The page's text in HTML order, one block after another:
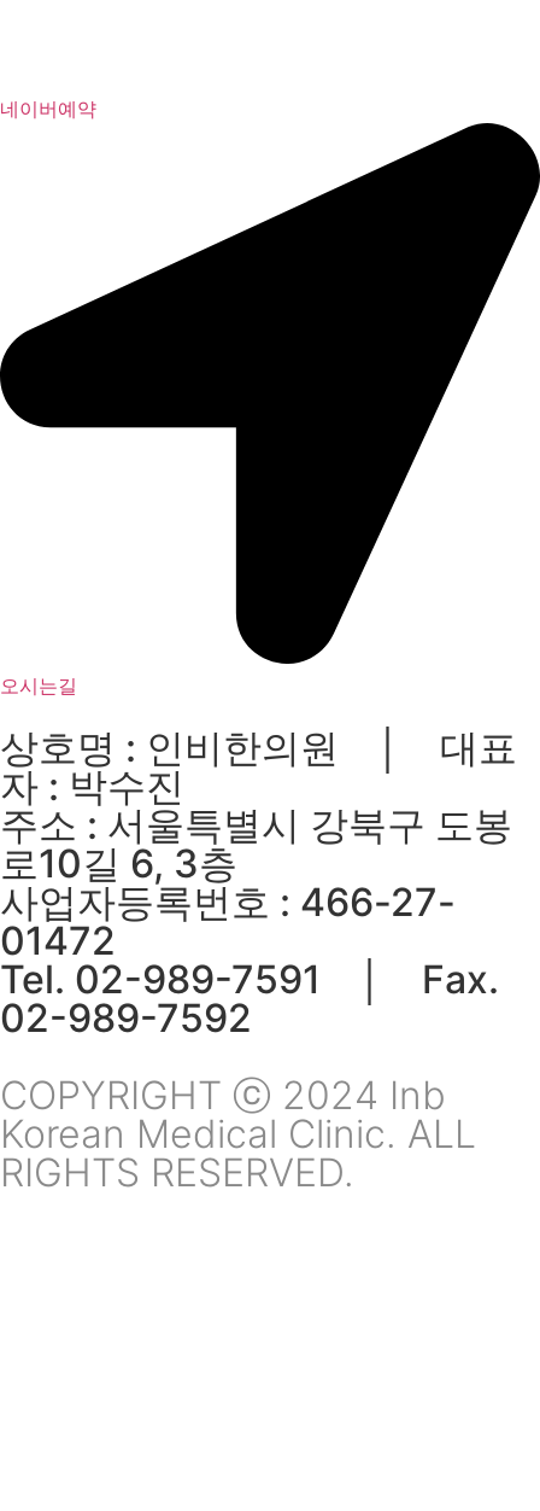
네이버예약
오시는길
상호명 : 인비한의원 │ 대표
자 : 박수진
주소 : 서울특별시 강북구 도봉
로10길 6, 3층
사업자등록번호 : 466-27-
01472
Tel. 02-989-7591 │ Fax.
02-989-7592
COPYRIGHT ⓒ 2024 Inb
Korean Medical Clinic. ALL
RIGHTS RESERVED.